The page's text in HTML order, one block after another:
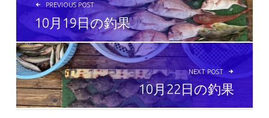
PREVIOUS POST
10月19日の釣果
NEXT POST
10月22日の釣果